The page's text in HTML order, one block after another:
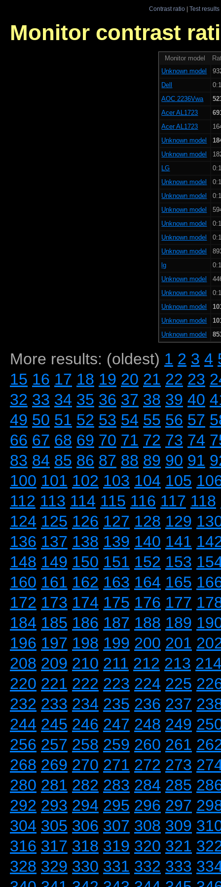
Contrast ratio| Test results
Monitor contrast
Monitor model
Unknown model
Dell
AOC 2236Vwa
Acer AL1723
Acer AL1723
Unknown model
Unknown model
LG
Unknown model
Unknown model
Unknown model
Unknown model
Unknown model
Unknown model
lg
Unknown model
Unknown model
Unknown model
Unknown model
Unknown model
More results: (oldest) 1 2 3 4
15 16 17 18 19 20 21 22 23
32 33 34 35 36 37 38 39 40
49 50 51 52 53 54 55 56 57
66 67 68 69 70 71 72 73 74
83 84 85 86 87 88 89 90 91
100 101 102 103 104 105
112 113 114 115 116 117 118
124 125 126 127 128 129
136 137 138 139 140 141
148 149 150 151 152 153
160 161 162 163 164 165
172 173 174 175 176 177
184 185 186 187 188 189
196 197 198 199 200 201
208 209 210 211 212 213
220 221 222 223 224 225
232 233 234 235 236 237
244 245 246 247 248 249
256 257 258 259 260 261
268 269 270 271 272 273
280 281 282 283 284 285
292 293 294 295 296 297
304 305 306 307 308 309
316 317 318 319 320 321
328 329 330 331 332 333